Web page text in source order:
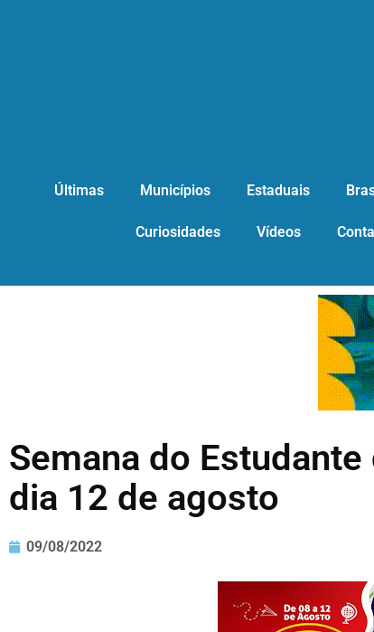
Últimas Municípios Estaduais
Curiosidades Vídeos
Semana do
dia 12 de agosto
09/08/2022